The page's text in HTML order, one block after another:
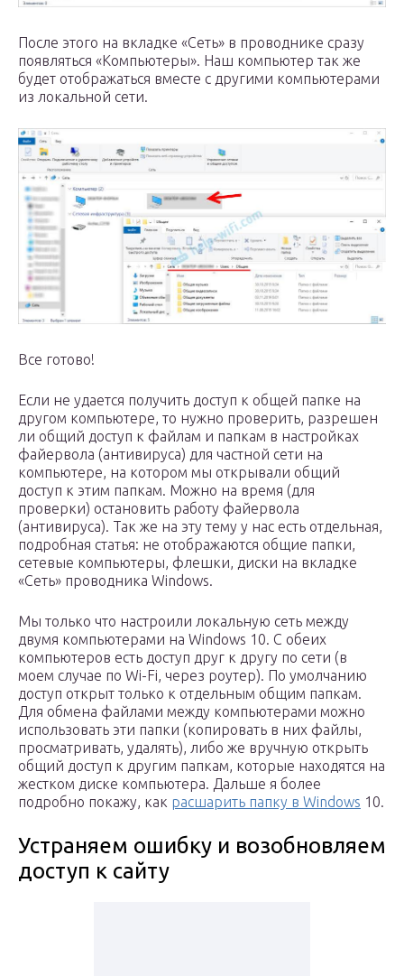
После этого на вкладке «Сеть» в проводнике сразу
появляться «Компьютеры». Наш компьютер так же
будет отображаться вместе с другими компьютерами
из локальной сети.
Все готово!
Если не удается получить доступ к общей папке на
другом компьютере, то нужно проверить, разрешен
ли общий доступ к файлам и папкам в настройках
файервола (антивируса) для частной сети на
компьютере, на котором мы открывали общий
доступ к этим папкам. Можно на время (для
проверки) остановить работу файервола
(антивируса). Так же на эту тему у нас есть отдельная,
подробная статья: не отображаются общие папки,
сетевые компьютеры, флешки, диски на вкладке
«Сеть» проводника Windows.
Мы только что настроили локальную сеть между
двумя компьютерами на Windows 10. С обеих
компьютеров есть доступ друг к другу по сети (в
моем случае по Wi-Fi, через роутер). По умолчанию
доступ открыт только к отдельным общим папкам.
Для обмена файлами между компьютерами можно
использовать эти папки (копировать в них файлы,
просматривать, удалять), либо же вручную открыть
общий доступ к другим папкам, которые находятся на
жестком диске компьютера. Дальше я более
подробно покажу, как расшарить папку в Windows 10.
Устраняем ошибку и возобновляем
доступ к сайту